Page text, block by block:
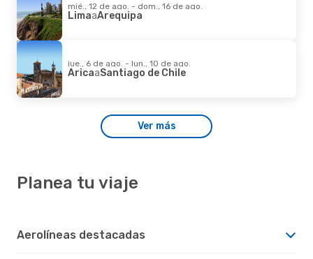
mié., 12 de ago. - dom., 16 de ago.
LimaaArequipa
jue., 6 de ago. - lun., 10 de ago.
AricaaSantiago de Chile
Ver más
Planea tu viaje
Aerolíneas destacadas